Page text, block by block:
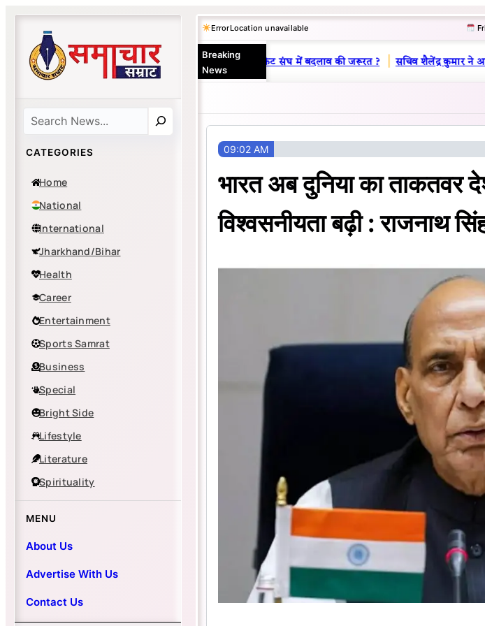
Skip
content
Search
CATEGORIES
Home
National
International
Jharkhand/Bihar
Health
Career
Entertainment
Sports Samrat
Business
Special
Bright Side
Lifestyle
Literature
Spirituality
MENU
About Us
Advertise With Us
Contact Us
ErrorLocation unavailable
Breaking
News
25 वर्षों से एकछत्र मनोज-विनय राज : जानें क्यों है धनबाद क्रिकेट संघ में बदलाव की जरूरत ? | सचिव शैलेंद्र कुमार ने
09:02 AM
भारत अब दुनिया का ताकतवर
विश्वसनीयता बढ़ी : राजनाथ